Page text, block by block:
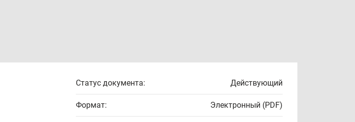
Статус документа: Действующий
Формат: Электронный (PDF)